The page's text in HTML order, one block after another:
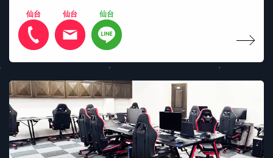
仙台 仙台 仙台